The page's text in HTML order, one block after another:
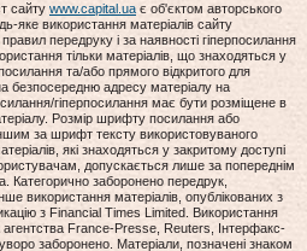
сайту www.capital.ua є об'єктом авторського
яке використання матеріалів сайту
передруку і за наявності гіперпосилання
тільки матеріалів, що знаходяться у
та/або прямого відкритого для
безпосередню адресу матеріалу на
гіперпосилання має бути розміщене в
Розмір шрифту посилання або
за шрифт тексту використовуваного
які знаходяться у закритому доступі
допускається лише за попереднім
заборонено передрук,
використання матеріалів, опублікованих з
з Financial Times Limited. Використання
агентства France-Presse, Reuters, Інтерфакс-
заборонено. Матеріали, позначені знаком